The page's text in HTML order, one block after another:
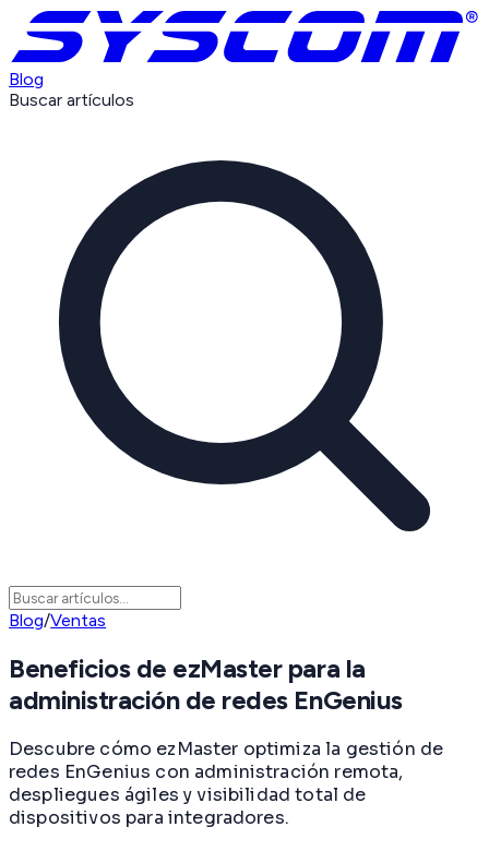
Blog
Buscar artículos
Blog/Ventas
Beneficios de ezMaster para la
administración de redes EnGenius
Descubre cómo ezMaster optimiza la gestión de
redes EnGenius con administración remota,
despliegues ágiles y visibilidad total de
dispositivos para integradores.